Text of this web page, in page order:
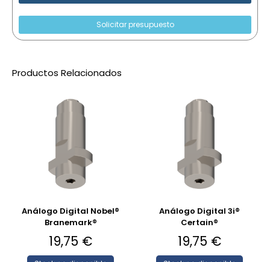
Solicitar presupuesto
Productos Relacionados
Análogo Digital Nobel®
Branemark®
19,75 €
Análogo Digital 3i®
Certain®
19,75 €